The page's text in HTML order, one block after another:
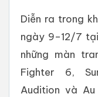
Diễn ra trong
ngày 9–12/7
những màn
Fighter 6,
Audition và